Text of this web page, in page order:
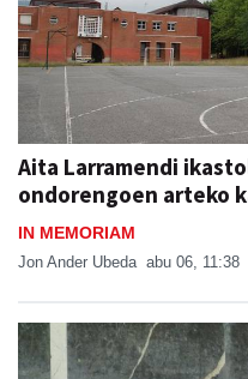
Aita Larramendi
ondorengoen arteko
IN MEMORIAM
Jon Ander Ubeda abu 06, 11:38